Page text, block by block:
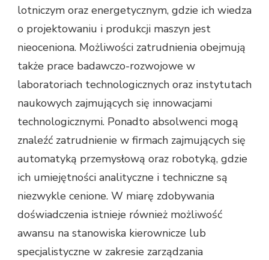
lotniczym oraz energetycznym, gdzie ich wiedza
o projektowaniu i produkcji maszyn jest
nieoceniona. Możliwości zatrudnienia obejmują
także prace badawczo-rozwojowe w
laboratoriach technologicznych oraz instytutach
naukowych zajmujących się innowacjami
technologicznymi. Ponadto absolwenci mogą
znaleźć zatrudnienie w firmach zajmujących się
automatyką przemysłową oraz robotyką, gdzie
ich umiejętności analityczne i techniczne są
niezwykle cenione. W miarę zdobywania
doświadczenia istnieje również możliwość
awansu na stanowiska kierownicze lub
specjalistyczne w zakresie zarządzania